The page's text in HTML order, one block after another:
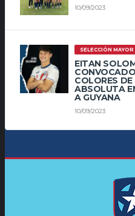
10/09/2023
SELECCIÓN
EITAN
COLORES
ABSOLUTA
A GUYANA
10/09/2023